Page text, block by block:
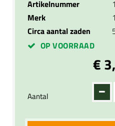
Artikelnummer
Merk
Circa aantal zaden
OP VOORRAAD
€
Aantal